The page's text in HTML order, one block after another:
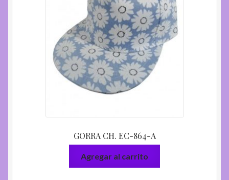
GORRA CH. EC-864-A
Agregar al carrito